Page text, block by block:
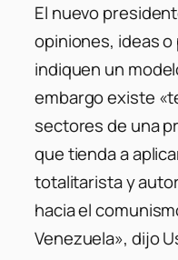
El nuevo
opiniones, ideas
indiquen un
embargo existe
sectores de una
que tienda a
totalitarista y
hacia el
Venezuela», dijo